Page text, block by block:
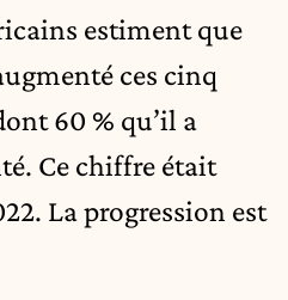
estiment que
ces cinq
60 % qu’il a
Ce chiffre était
La progression est